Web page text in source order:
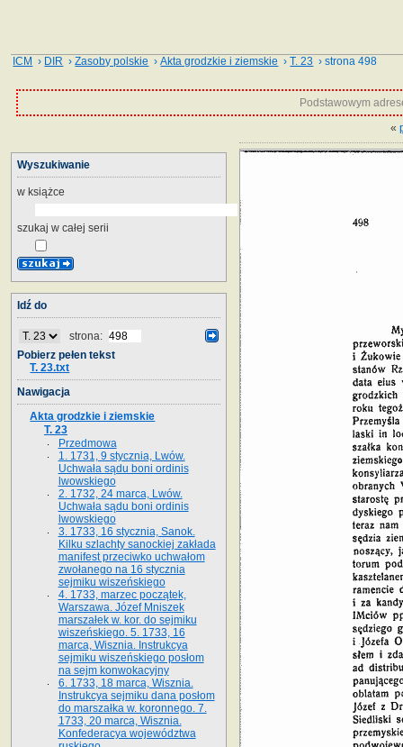
ICM › DIR ›Zasoby polskie ›Akta grodzkie i ziemskie ›T. 23 › strona 498
Podstawowym
«
Wyszukiwanie
w książce
szukaj w całej serii
Idź do
strona:
Pobierz pełen tekst
T. 23.txt
Nawigacja
Akta grodzkie i ziemskie
T. 23
Przedmowa
1. 1731, 9 stycznia, Lwów.
Uchwała sądu boni ordinis
lwowskiego
2. 1732, 24 marca, Lwów.
Uchwała sądu boni ordinis
lwowskiego
3. 1733, 16 stycznia, Sanok.
Kilku szlachty sanockiej zakłada
manifest przeciwko uchwałom
zwołanego na 16 stycz­nia
sejmiku wiszeńskiego
4. 1733, marzec początek,
Warszawa. Józef Mniszek
marszałek w. kor. do sejmiku
wiszeńskiego. 5. 1733, 16
marca, Wisznia. Instrukcya
sejmiku wiszeńskiego posłom
na sejm konwokacyjny
6. 1733, 18 marca, Wisznia.
Instrukcya sejmiku dana posłom
do marszałka w. koronnego. 7.
1733, 20 marca, Wisznia.
Konfederacya województwa